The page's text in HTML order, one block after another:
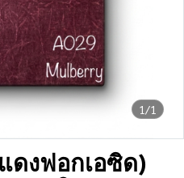
1/1
ดงฟอกเอซิด)